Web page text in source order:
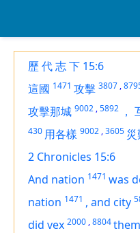
歷 代 志 下 15:6
這國 1471 攻擊 3807 ,
攻擊那城 9002 ,5892 ，
430 用各樣 9002 ,3605
2 Chronicles 15:6
And nation 1471 was
nation 1471 , and city
did vex 2000 ,8804